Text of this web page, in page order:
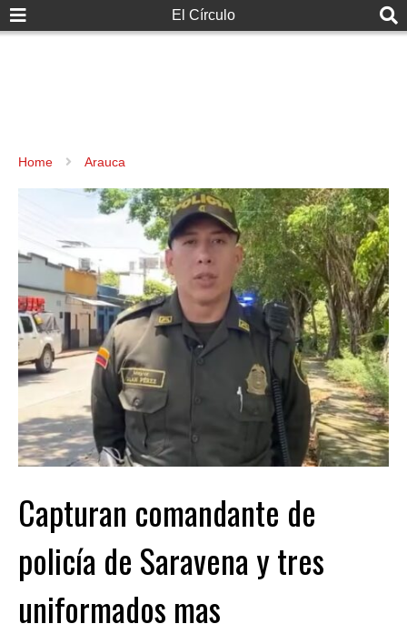
El Círculo
Home Arauca
Capturan comandante de
policía de Saravena y tres
uniformados mas